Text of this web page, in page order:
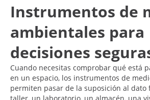
Instrumentos de
ambientales para
decisiones
Cuando necesitas comprobar qué está
en un espacio, los instrumentos de
permiten pasar de la suposición al dato